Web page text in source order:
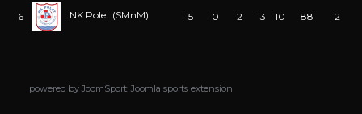
6 NK Polet (SMnM) 15 0 2 13 10 88 2
powered by JoomSport: Joomla sports extension